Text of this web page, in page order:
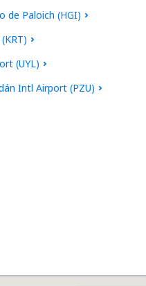
de Paloich (HGI)
(UYL)
Intl Airport (PZU)